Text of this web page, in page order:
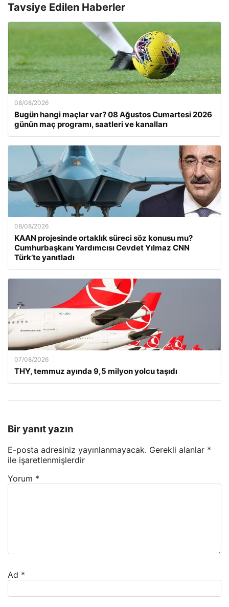
Tavsiye Edilen Haberler
08/08/2026
Bugün hangi maçlar var? 08 Ağustos Cumartesi 2026
günün maç programı, saatleri ve kanalları
08/08/2026
KAAN projesinde ortaklık süreci söz konusu mu?
Cumhurbaşkanı Yardımcısı Cevdet Yılmaz CNN
Türk’te yanıtladı
07/08/2026
THY, temmuz ayında 9,5 milyon yolcu taşıdı
Bir yanıt yazın
E-posta adresiniz yayınlanmayacak. Gerekli alanlar *
ile işaretlenmişlerdir
Yorum *
Ad *